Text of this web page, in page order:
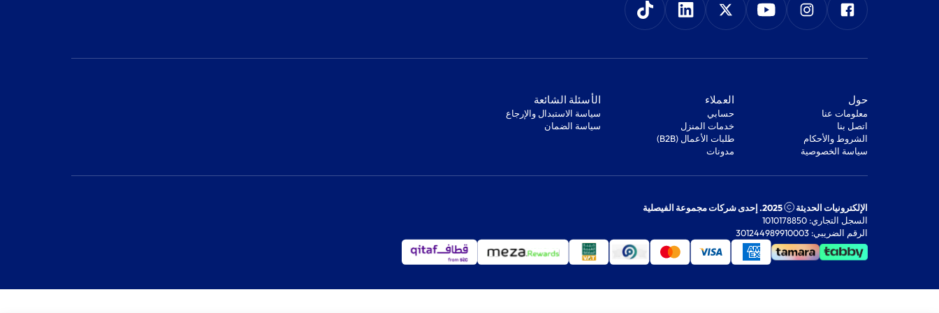
‫حول‬
معلومات عنا
اتصل بنا
‫الشروط والأحكام‬
‫سياسة الخصوصية‬
‫العملاء‬
‫حسابي‬
‫خدمات المنزل‬
‫طلبات الأعمال (B2B)‬
مدونات
‫الأسئلة الشائعة‬
‫سياسة الاستبدال والإرجاع‬
‫سياسة الضمان‬
الإلكترونيات الحديثة
2025. إحدى شركات مجموعة الفيصلية
السجل التجاري: 1010178850
الرقم الضريبي: 301244989910003